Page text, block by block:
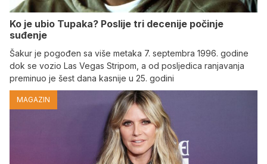
Ko je ubio Tupaka? Poslije tri decenije počinje
suđenje
Šakur je pogođen sa više metaka 7. septembra 1996. godine
dok se vozio Las Vegas Stripom, a od posljedica ranjavanja
preminuo je šest dana kasnije u 25. godini
MAGAZIN